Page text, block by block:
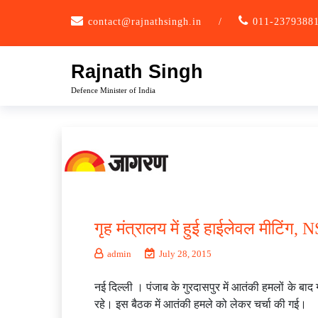
contact@rajnathsingh.in / 011-23793881
Rajnath Singh
Defence Minister of India
गृह मंत्रालय में हुई हाईलेवल मीटिंग,
admin July 28, 2015
नई दिल्ली । पंजाब के गुरदासपुर में आतंकी हमलों के बाद
रहे। इस बैठक में आतंकी हमले को लेकर चर्चा की गई।